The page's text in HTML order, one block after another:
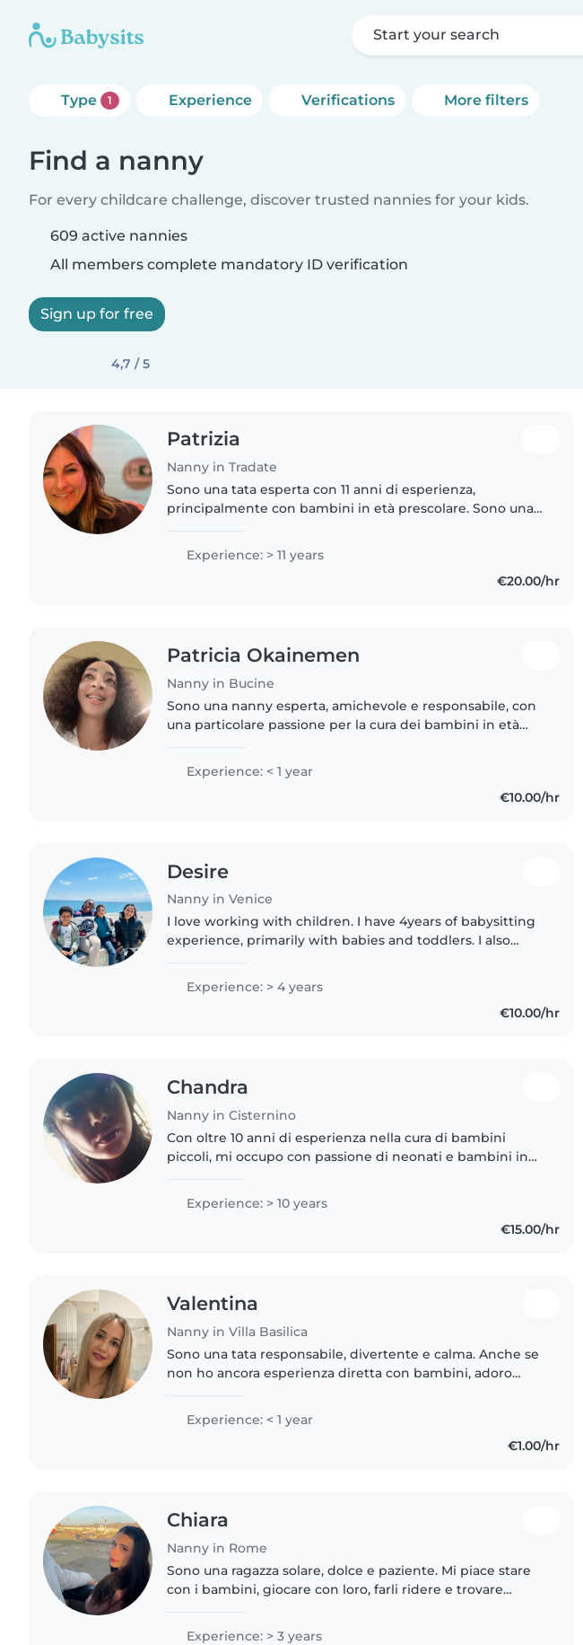
Start your search
Type 1 Experience Verifications More filters
Find a nanny
For every childcare challenge, discover trusted nannies for your kids.
609 active nannies
All members complete mandatory ID verification
Sign up for free
4,7 / 5
Patrizia
Nanny in Tradate
Sono una tata esperta con 11 anni di esperienza,
principalmente con bambini in età prescolare. Sono una
diverse competenze,..
Experience: > 11 years
€20.00/hr
Patricia Okainemen
Nanny in Bucine
Sono una nanny esperta, amichevole e responsabile, con
una particolare passione per la cura dei bambini in età
Experience: < 1 year
€10.00/hr
Desire
Nanny in Venice
I love working with children. I have 4years of babysitting
experience, primarily with babies and toddlers. I also
looking forward..
Experience: > 4 years
€10.00/hr
Chandra
Nanny in Cisternino
Con oltre 10 anni di esperienza nella cura di bambini
piccoli, mi occupo con passione di neonati e bambini in
nel prendermi..
Experience: > 10 years
€15.00/hr
Valentina
Nanny in Villa Basilica
Sono una tata responsabile, divertente e calma. Anche se
non ho ancora esperienza diretta con bambini, adoro
giocare con loro..
Experience: < 1 year
€1.00/hr
Chiara
Nanny in Rome
Sono una ragazza solare, dolce e paziente. Mi piace stare
con i bambini, giocare con loro, farli ridere e trovare
affeziono facilmente..
Experience: > 3 years